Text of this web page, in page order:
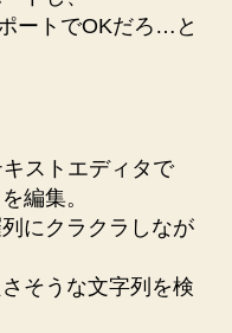
ートでOKだろ…と
ストエディタで
編集。
にクラクラしなが
そうな文字列を検